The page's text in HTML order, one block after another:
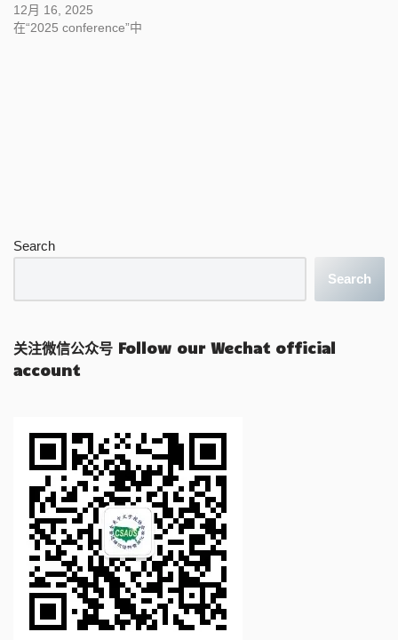
12月 16, 2025
在“2025 conference”中
Search
Search
关注微信公众号 Follow our Wechat official
account